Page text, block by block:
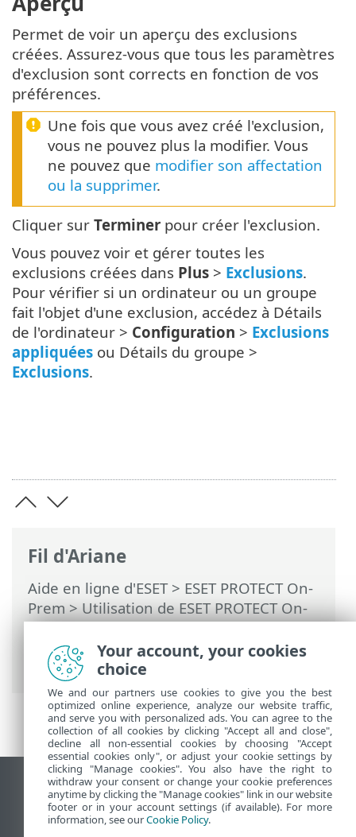
Fil d'Ariane
Aide en ligne d'ESET> ESET PROTECT On-
Prem>Utilisation de ESET PROTECT On-
Prem>ESET PROTECT On-Prem Menu
principal
>Détections> Créer une
exclusion
Permet de voir un aperçu des exclusions
créées. Assurez-vous que tous les paramètres
d'exclusion sont corrects en fonction de vos
préférences.
Une fois que vous avez créé l'exclusion,
vous ne pouvez plus la modifier. Vous
ne pouvez que modifier son affectation
ou la supprimer.
Cliquer sur Terminer pour créer l'exclusion.
Vous pouvez voir et gérer toutes les
exclusions créées dans Plus > Exclusions.
Pour vérifier si un ordinateur ou un groupe
fait l'objet d'une exclusion, accédez à Détails
de l'ordinateur > Configuration > Exclusions
appliquées ou Détails du groupe >
Exclusions.
Afficher le site pour ordinateur de bureau
End of Life
Base de connaissances ESET
Your account, your cookies
choice
We and our partners use cookies to give you the best
optimized online experience, analyze our website traffic,
and serve you with personalized ads. You can agree to the
collection of all cookies by clicking "Accept all and close",
decline all non-essential cookies by choosing "Accept
essential cookies only", or adjust your cookie settings by
clicking "Manage cookies". You also have the right to
withdraw your consent or change your cookie preferences
anytime by clicking the "Manage cookies" link in our website
footer or in your account settings (if available). For more
information, see ourCookie Policy.